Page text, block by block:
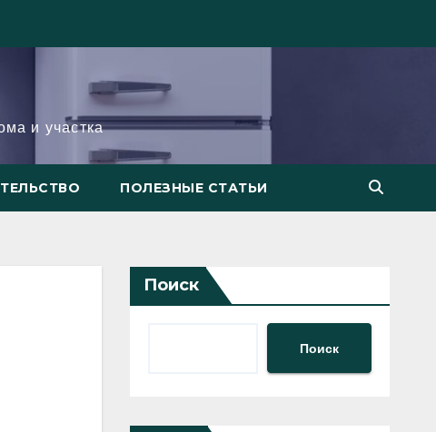
и участка
ПОЛЕЗНЫЕ СТАТЬИ
Поиск
Поиск